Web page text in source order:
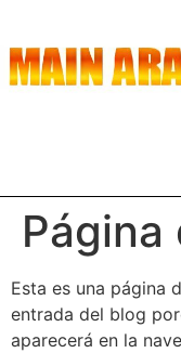
Página
Esta es una página
entrada del blog
aparecerá en la